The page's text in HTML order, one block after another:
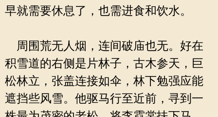
早就需要休息了，也需进食和饮水。
周围荒无人烟，连间破庙也无。好在
积雪道的右侧是片林子，古木参天，巨
松林立，张盖连接如伞，林下勉强应能
遮挡些风雪。他驱马行至近前，寻到一